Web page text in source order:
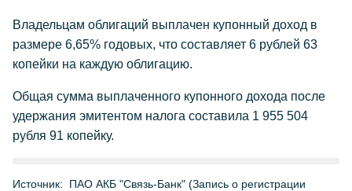
Владельцам облигаций выплачен купонный доход в
размере 6,65% годовых, что составляет 6 рублей 63
копейки на каждую облигацию.
Общая сумма выплаченного купонного дохода после
удержания эмитентом налога составила 1 955 504
рубля 91 копейку.
Источник:
ПАО АКБ "Связь-Банк" (Запись о регистрации